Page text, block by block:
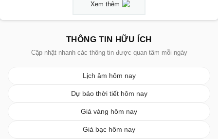
Xem thêm
THÔNG TIN HỮU ÍCH
Cập nhật nhanh các thông tin được quan tâm mỗi ngày
Lịch âm hôm nay
Dự báo thời tiết hôm nay
Giá vàng hôm nay
Giá bạc hôm nay